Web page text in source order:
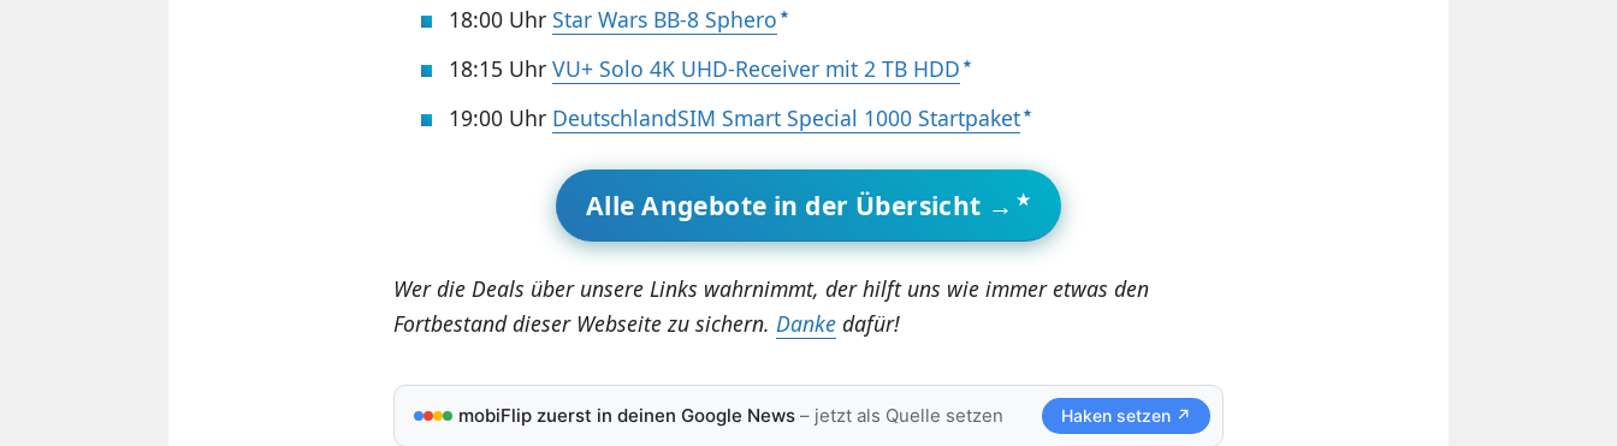
18:00 Uhr Star Wars BB-8 Sphero
18:15 Uhr VU+ Solo 4K UHD-Receiver mit 2 TB HDD
19:00 Uhr DeutschlandSIM Smart Special 1000 Startpaket
Alle Angebote in der Übersicht →
Wer die Deals über unsere Links wahrnimmt, der hilft uns wie immer etwas den
Fortbestand dieser Webseite zu sichern. Dankedafür!
mobiFlip zuerst in deinen Google News– jetzt als Quelle setzen Haken setzen ↗